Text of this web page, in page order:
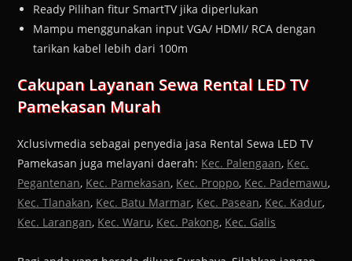
Ready Pilihan fitur SmartTV jika diperlukan
Mampu menggunakan input VGA/ HDMI/ RCA dengan
tarikan kabel lebih dari 100m
Cakupan Layanan Sewa Rental LED TV
Pamekasan Murah
Xclusivmedia sebagai penyedia jasa Rental Sewa LED TV
Pamekasan juga melayani daerah: Kec. Palengaan, Kec.
Pegantenan, Kec. Pamekasan, Kec. Proppo, Kec. Pademawu,
Kec. Tlanakan, Kec. Batu Marmar, Kec. Pasean, Kec. Kadur,
Kec. Larangan, Kec. Waru, Kec. Pakong, Kec. Galis